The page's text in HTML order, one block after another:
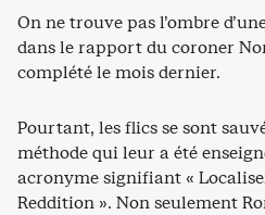
On ne trouve pas l’ombre
dans le rapport du coroner
complété le mois dernier.
Pourtant, les flics se sont
méthode qui leur a été
acronyme signifiant «
Reddition ». Non seulement